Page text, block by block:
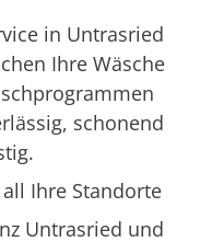
in Untrasried
Ihre Wäsche
schonend
Ihre Standorte
Untrasried und